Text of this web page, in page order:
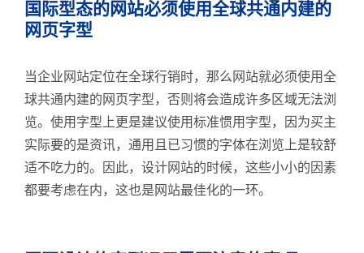
国际型态的网站必须使用全球共通内建的
网页字型
当企业网站定位在全球行销时，那么网站就必须使用全
球共通内建的网页字型，否则将会造成许多区域无法浏
览。使用字型上更是建议使用标准惯用字型，因为买主
实际要的是资讯，通用且已习惯的字体在浏览上是较舒
适不吃力的。因此，设计网站的时候，这些小小的因素
都要考虑在内，这也是网站最佳化的一环。